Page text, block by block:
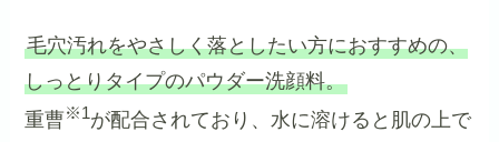
毛穴汚れをやさしく落としたい方におすすめの、
しっとりタイプのパウダー洗顔料。
重曹※1が配合されており、水に溶けると肌の上で